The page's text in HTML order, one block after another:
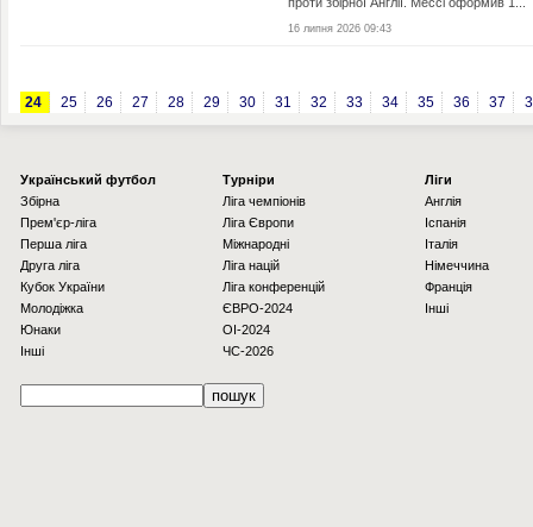
16 липня 2026 09:43
24 25 26 27 28 29 30 31 32 33 34 35 36 37
Українcький футбол
Збірна
Прем'єр-ліга
Перша ліга
Друга ліга
Кубок України
Молодіжка
Юнаки
Інші
Турніри
Ліга чемпіонів
Ліга Європи
Міжнародні
Ліга націй
Ліга конференцій
ЄВРО-2024
OI-2024
ЧС-2026
Ліги
Англія
Іспанія
Італія
Німеччина
Франція
Інші